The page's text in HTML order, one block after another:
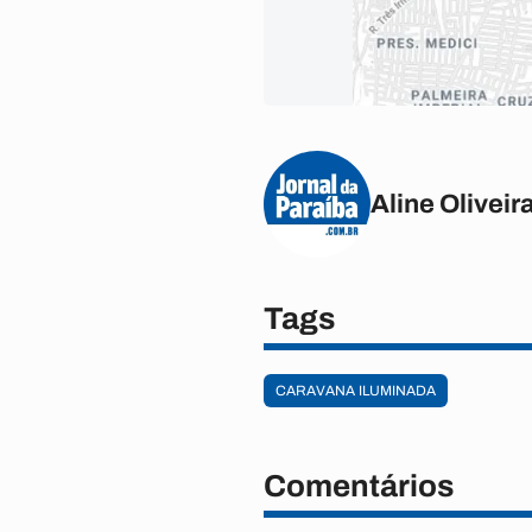
Aline
Tags
CARAVANA ILUMINADA
Comentários